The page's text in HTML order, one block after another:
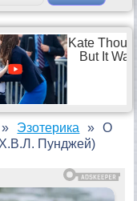
Эзотерика
О
Х.В.Л. Пунджей)